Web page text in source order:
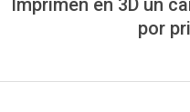
Imprimen en 3D un
por